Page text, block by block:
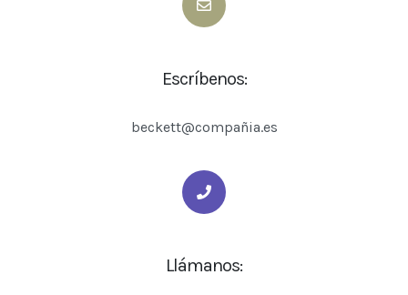
Escríbenos:
beckett@compañia.es
Llámanos: